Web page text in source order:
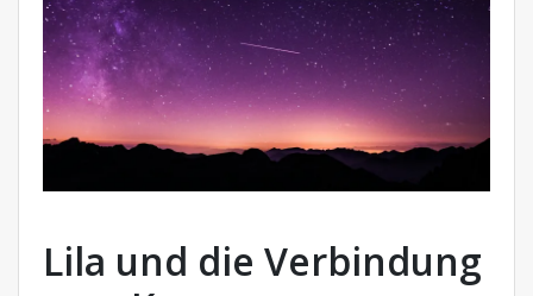
Lila und die Verbindung